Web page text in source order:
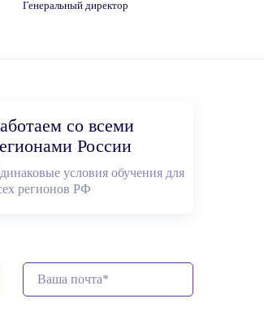
Генеральный директор
со всеми
России
условия обучения для
регионов РФ